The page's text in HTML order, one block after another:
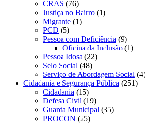
CRAS (76)
Justiça no Bairro (1)
Migrante (1)
PCD (5)
Pessoa com Deficiência (9)
Oficina da Inclusão (1)
Pessoa Idosa (22)
Selo Social (48)
Serviço de Abordagem Social (4)
Cidadania e Segurança Pública (251)
Cidadania (15)
Defesa Civil (19)
Guarda Municipal (35)
PROCON (25)